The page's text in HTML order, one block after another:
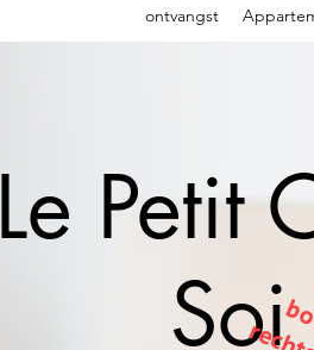
ontvangst
Le Petit
Soi